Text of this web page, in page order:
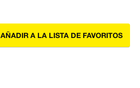
AÑADIR A LA LISTA DE FAVORITOS